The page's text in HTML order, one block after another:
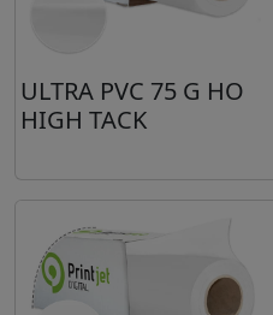
ULTRA PVC 75 G HO
HIGH TACK